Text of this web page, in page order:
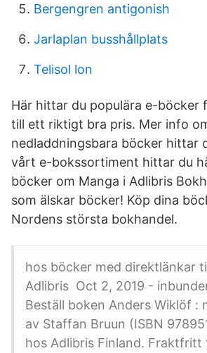
Bergengren antigonish
Jarlaplan busshållplats
Telisol lon
Här hittar du populära e-böcker
till ett riktigt bra pris. Mer info
nedladdningsbara böcker hittar
vårt e-bokssortiment hittar du
böcker om Manga i Adlibris
som älskar böcker! Köp dina
Nordens största bokhandel.
hos böcker med direktlänkar
Adlibris Oct 2, 2019 -
Beställ boken Anders Wiklöf :
av Staffan Bruun (ISBN
hos Adlibris Finland. Fraktfritt